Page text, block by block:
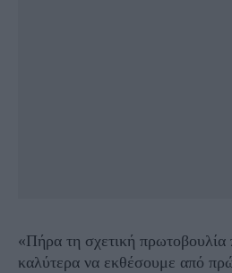
«Πήρα τη σχετική πρωτοβουλία
καλύτερα να εκθέσουμε από